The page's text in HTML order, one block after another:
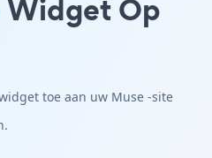
Widget Op
toe aan uw Muse -site